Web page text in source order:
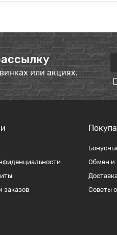
или акциях.
заказов
Обмен и
Советы